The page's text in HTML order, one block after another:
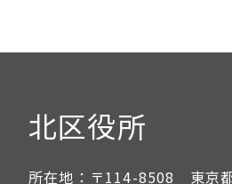
北区役所
所在地： 〒114-8508 東京